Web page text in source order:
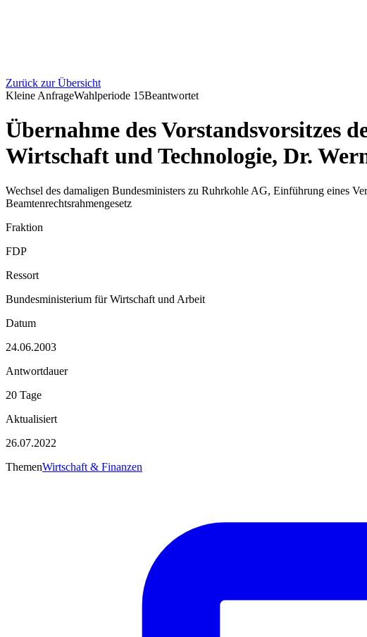
Zurück zur Übersicht
Kleine AnfrageWahlperiode 15Beantwortet
Übernahme des Vorstandsvorsitzes
Wirtschaft und Technologie, Dr.
Wechsel des damaligen Bundesministers zu Ruhrkohle AG, Einführung eines
Beamtenrechtsrahmengesetz
Fraktion
FDP
Ressort
Bundesministerium für Wirtschaft und Arbeit
Datum
24.06.2003
Antwortdauer
20 Tage
Aktualisiert
26.07.2022
ThemenWirtschaft & Finanzen